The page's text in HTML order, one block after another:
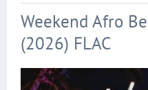
Weekend Afro
(2026) FLAC